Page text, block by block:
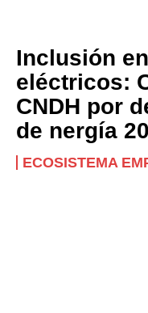
Inclusión
eléctricos:
CNDH por
de nergía
ECOSISTEMA